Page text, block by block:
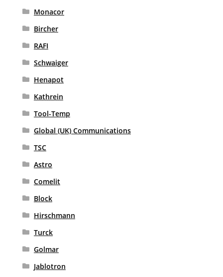
Monacor
Bircher
RAFI
Schwaiger
Henapot
Kathrein
Tool-Temp
Global (UK) Communications
TSC
Astro
Comelit
Block
Hirschmann
Turck
Golmar
Jablotron